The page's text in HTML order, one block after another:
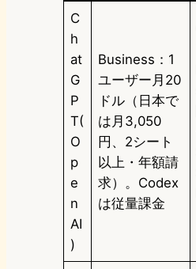
C
h
at
G
P
T(
O
p
e
n
AI
)
Business：1
ユーザー月20
ドル（日本で
は月3,050
円、2シート
以上・年額請
求）。Codex
は従量課金